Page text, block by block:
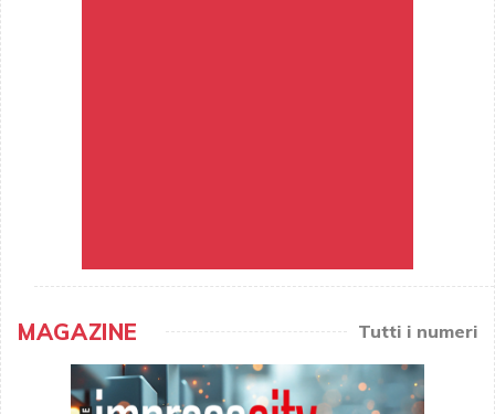
MAGAZINE Tutti i numeri